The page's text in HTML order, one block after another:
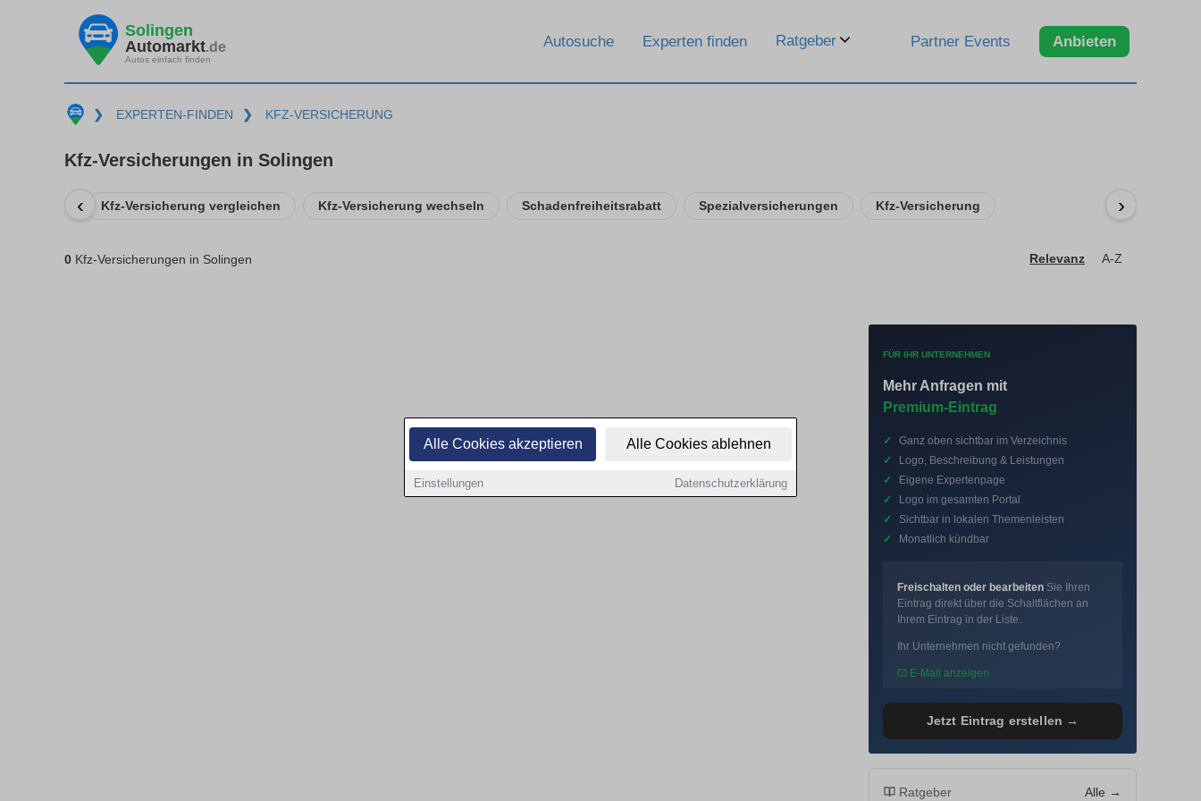
Alle Cookies akzeptieren Alle Cookies ablehnen
Einstellungen Datenschutzerklärung
Solingen
Automarkt.de
Autos einfach finden
Autosuche Experten finden Ratgeber Partner Events Anbieten
❯ EXPERTEN-FINDEN ❯ KFZ-VERSICHERUNG
Kfz-Versicherungen in Solingen
‹ Kfz-Versicherung vergleichen Kfz-Versicherung wechseln Schadenfreiheitsrabatt Spezialversicherungen Kfz-Versicherung ›
0 Kfz-Versicherungen in Solingen Relevanz A-Z
FÜR IHR UNTERNEHMEN
Mehr Anfragen mit
Premium-Eintrag
✓
Ganz oben sichtbar im Verzeichnis
✓
Logo, Beschreibung & Leistungen
✓
Eigene Expertenpage
✓
Logo im gesamten Portal
✓
Sichtbar in lokalen Themenleisten
✓
Monatlich kündbar
Freischalten oder bearbeiten Sie Ihren
Eintrag direkt über die Schaltflächen an
Ihrem Eintrag in der Liste.
Ihr Unternehmen nicht gefunden?
E-Mail anzeigen
Jetzt Eintrag erstellen →
Ratgeber Alle →